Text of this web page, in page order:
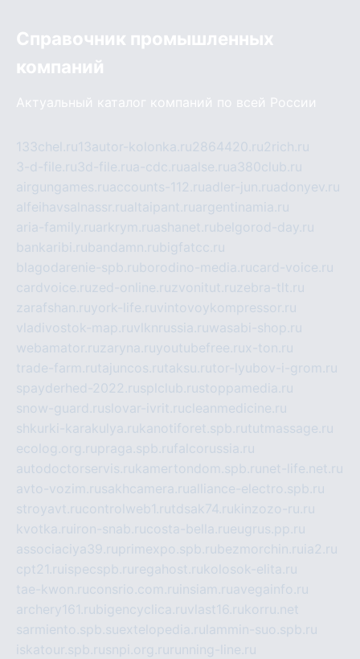
Справочник промышленных
компаний
Актуальный каталог компаний по всей России
133chel.ru13autor-kolonka.ru2864420.ru2rich.ru
3-d-file.ru3d-file.rua-cdc.ruaalse.rua380club.ru
airgungames.ruaccounts-112.ruadler-jun.ruadonyev.ru
alfeihavsalnassr.rualtaipant.ruargentinamia.ru
aria-family.ruarkrym.ruashanet.rubelgorod-day.ru
bankaribi.rubandamn.rubigfatcc.ru
blagodarenie-spb.ruborodino-media.rucard-voice.ru
cardvoice.ruzed-online.ruzvonitut.ruzebra-tlt.ru
zarafshan.ruyork-life.ruvintovoykompressor.ru
vladivostok-map.ruvlknrussia.ruwasabi-shop.ru
webamator.ruzaryna.ruyoutubefree.rux-ton.ru
trade-farm.rutajuncos.rutaksu.rutor-lyubov-i-grom.ru
spayderhed-2022.rusplclub.rustoppamedia.ru
snow-guard.ruslovar-ivrit.rucleanmedicine.ru
shkurki-karakulya.rukanotiforet.spb.rututmassage.ru
ecolog.org.rupraga.spb.rufalcorussia.ru
autodoctorservis.rukamertondom.spb.ru net-life.net.ru
avto-vozim.rusakhcamera.rualliance-electro.spb.ru
stroyavt.rucontrolweb1.rutdsak74.rukinzozo-ru.ru
kvotka.ru iron-snab.rucosta-bella.rueugrus.pp.ru
associaciya39.ruprimexpo.spb.rubezmorchin.ru ia2.ru
cpt21.ru ispecspb.ru regahost.rukolosok-elita.ru
tae-kwon.ruconsrio.com.ru insiam.ruavegainfo.ru
archery161.rubigencyclica.ruvlast16.rukorru.net
sarmiento.spb.suextelopedia.ru lammin-suo.spb.ru
iskatour.spb.rusnpi.org.ru running-line.ru